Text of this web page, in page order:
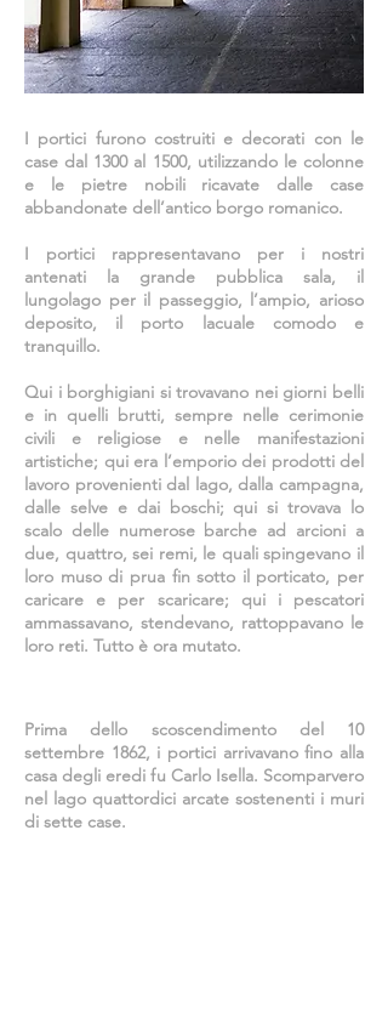
I portici furono costruiti e decorati con le
case dal 1300 al 1500, utilizzando le colonne
e le pietre nobili ricavate dalle case
abbandonate dell’antico borgo romanico.
I portici rappresentavano per i nostri
antenati la grande pubblica sala, il
lungolago per il passeggio, l’ampio, arioso
deposito, il porto lacuale comodo e
tranquillo.
Qui i borghigiani si trovavano nei giorni belli
e in quelli brutti, sempre nelle cerimonie
civili e religiose e nelle manifestazioni
artistiche; qui era l’emporio dei prodotti del
lavoro provenienti dal lago, dalla campagna,
dalle selve e dai boschi; qui si trovava lo
scalo delle numerose barche ad arcioni a
due, quattro, sei remi, le quali spingevano il
loro muso di prua fin sotto il porticato, per
caricare e per scaricare; qui i pescatori
ammassavano, stendevano, rattoppavano le
loro reti. Tutto è ora mutato.
Prima dello scoscendimento del 10
settembre 1862, i portici arrivavano fino alla
casa degli eredi fu Carlo Isella. Scomparvero
nel lago quattordici arcate sostenenti i muri
di sette case.